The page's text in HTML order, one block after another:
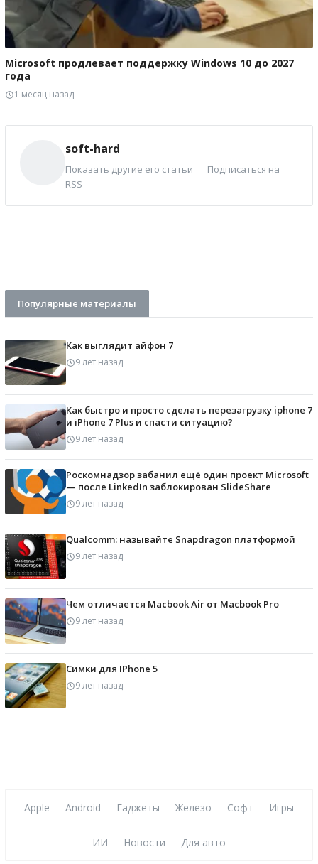
Microsoft продлевает поддержку Windows 10 до 2027
года
1 месяц назад
soft-hard
Показать другие его статьи
Подписаться на
RSS
Популярные материалы
Как выглядит айфон 7
9 лет назад
Как быстро и просто сделать перезагрузку iphone 7
и iPhone 7 Plus и спасти ситуацию?
9 лет назад
Роскомнадзор забанил ещё один проект Microsoft
— после LinkedIn заблокирован SlideShare
9 лет назад
Qualcomm: называйте Snapdragon платформой
9 лет назад
Чем отличается Macbook Air от Macbook Pro
9 лет назад
Симки для IPhone 5
9 лет назад
Apple Android Гаджеты Железо Софт Игры
ИИ Новости Для авто